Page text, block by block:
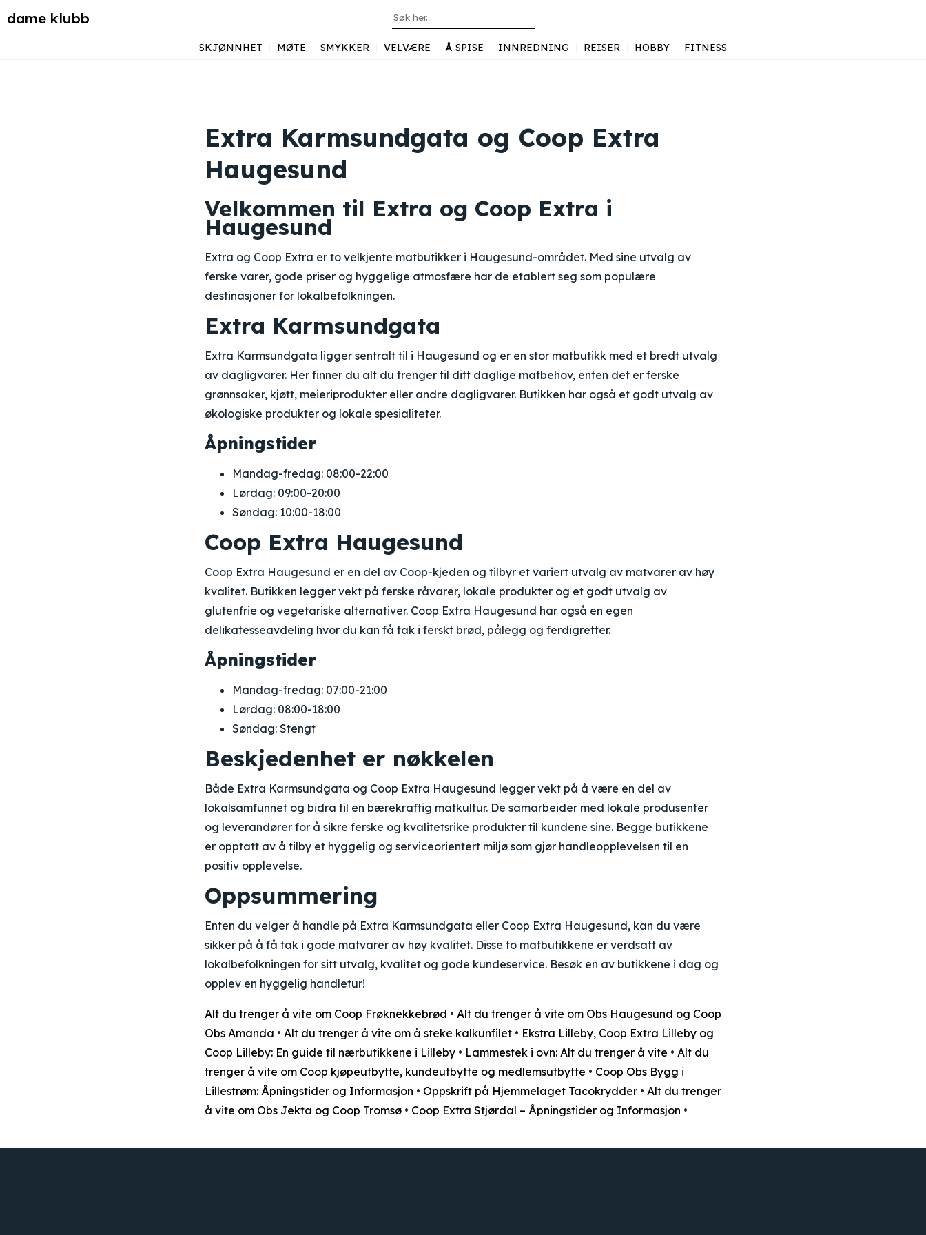
dame klubb
SKJØNNHET MØTE SMYKKER VELVÆRE Å SPISE INNREDNING REISER HOBBY FITNESS
Extra Karmsundgata og Coop Extra
Haugesund
Velkommen til Extra og Coop Extra i
Haugesund
Extra og Coop Extra er to velkjente matbutikker i Haugesund-området. Med sine utvalg av
ferske varer, gode priser og hyggelige atmosfære har de etablert seg som populære
destinasjoner for lokalbefolkningen.
Extra Karmsundgata
Extra Karmsundgata ligger sentralt til i Haugesund og er en stor matbutikk med et bredt utvalg
av dagligvarer. Her finner du alt du trenger til ditt daglige matbehov, enten det er ferske
grønnsaker, kjøtt, meieriprodukter eller andre dagligvarer. Butikken har også et godt utvalg av
økologiske produkter og lokale spesialiteter.
Åpningstider
Mandag-fredag: 08:00-22:00
Lørdag: 09:00-20:00
Søndag: 10:00-18:00
Coop Extra Haugesund
Coop Extra Haugesund er en del av Coop-kjeden og tilbyr et variert utvalg av matvarer av høy
kvalitet. Butikken legger vekt på ferske råvarer, lokale produkter og et godt utvalg av
glutenfrie og vegetariske alternativer. Coop Extra Haugesund har også en egen
delikatesseavdeling hvor du kan få tak i ferskt brød, pålegg og ferdigretter.
Åpningstider
Mandag-fredag: 07:00-21:00
Lørdag: 08:00-18:00
Søndag: Stengt
Beskjedenhet er nøkkelen
Både Extra Karmsundgata og Coop Extra Haugesund legger vekt på å være en del av
lokalsamfunnet og bidra til en bærekraftig matkultur. De samarbeider med lokale produsenter
og leverandører for å sikre ferske og kvalitetsrike produkter til kundene sine. Begge butikkene
er opptatt av å tilby et hyggelig og serviceorientert miljø som gjør handleopplevelsen til en
positiv opplevelse.
Oppsummering
Enten du velger å handle på Extra Karmsundgata eller Coop Extra Haugesund, kan du være
sikker på å få tak i gode matvarer av høy kvalitet. Disse to matbutikkene er verdsatt av
lokalbefolkningen for sitt utvalg, kvalitet og gode kundeservice. Besøk en av butikkene i dag og
opplev en hyggelig handletur!
Alt du trenger å vite om Coop Frøknekkebrød • Alt du trenger å vite om Obs Haugesund og Coop
Obs Amanda • Alt du trenger å vite om å steke kalkunfilet • Ekstra Lilleby, Coop Extra Lilleby og
Coop Lilleby: En guide til nærbutikkene i Lilleby • Lammestek i ovn: Alt du trenger å vite • Alt du
trenger å vite om Coop kjøpeutbytte, kundeutbytte og medlemsutbytte • Coop Obs Bygg i
Lillestrøm: Åpningstider og Informasjon • Oppskrift på Hjemmelaget Tacokrydder • Alt du trenger
å vite om Obs Jekta og Coop Tromsø • Coop Extra Stjørdal – Åpningstider og Informasjon •